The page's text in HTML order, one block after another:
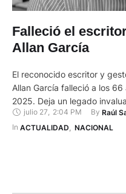
Falleció el
Allan García
El reconocido escritor y
Allan García falleció a los
2025. Deja un legado
promoción cultural del país.
familiares, quienes lo
julio 27, 2:04 PM By Raúl
In ACTUALIDAD NACIONAL